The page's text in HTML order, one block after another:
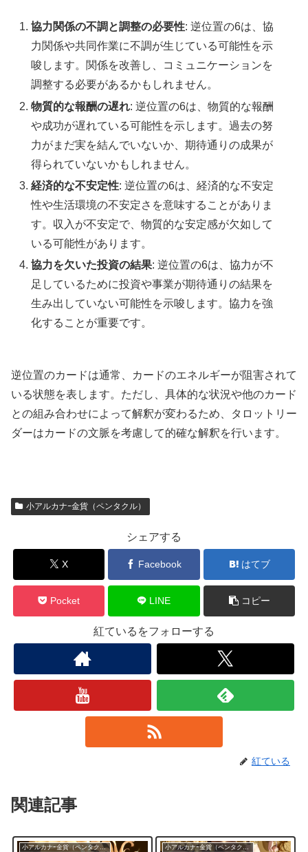
協力関係の不調と調整の必要性: 逆位置の6は、協
力関係や共同作業に不調が生じている可能性を示
唆します。関係を改善し、コミュニケーションを
調整する必要があるかもしれません。
物質的な報酬の遅れ: 逆位置の6は、物質的な報酬
や成功が遅れている可能性を示します。過去の努
力がまだ実を結んでいないか、期待通りの成果が
得られていないかもしれません。
経済的な不安定性: 逆位置の6は、経済的な不安定
性や生活環境の不安定さを意味することがありま
す。収入が不安定で、物質的な安定感が欠如して
いる可能性があります。
協力を欠いた投資の結果: 逆位置の6は、協力が不
足しているために投資や事業が期待通りの結果を
生み出していない可能性を示唆します。協力を強
化することが重要です。
逆位置のカードは通常、カードのエネルギーが阻害されて
いる状態を表します。ただし、具体的な状況や他のカード
との組み合わせによって解釈が変わるため、タロットリー
ダーはカードの文脈を考慮して的確な解釈を行います。
小アルカナｰ金貨（ペンタクル）
シェアする
X Facebook はてブ
Pocket LINE コピー
紅ているをフォローする
紅ている
関連記事
小アルカナｰ金貨（ペンタクル） 小アルカナｰ金貨（ペンタクル）